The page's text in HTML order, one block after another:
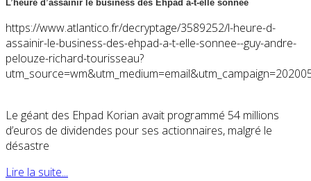
L’heure d’assainir le business des Ehpad a-t-elle sonnée
https://www.atlantico.fr/decryptage/3589252/l-heure-d-
assainir-le-business-des-ehpad-a-t-elle-sonnee--guy-andre-
pelouze-richard-tourisseau?
Le géant des Ehpad Korian avait programmé 54 millions
d’euros de dividendes pour ses actionnaires, malgré le
désastre
Lire la suite...